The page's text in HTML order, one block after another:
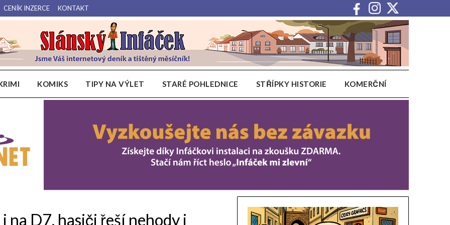
CENÍK INZERCE KONTAKT
Slánský Infáček
Váš internetový deník a tištěný měsíčník pro Slánsko, Kladensko a Lounsko.
KOMIKS TIPY NA VÝLET STARÉ POHLEDNICE STŘÍPKY HISTORIE KOMERČNÍ
na D7, hasiči řeší nehody i